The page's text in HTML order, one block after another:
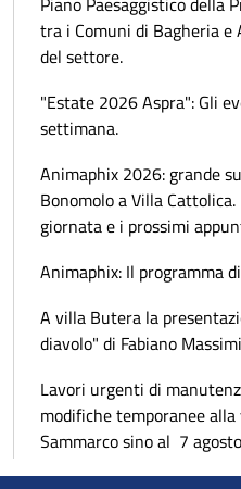
tra i Comuni di Bagheria
del settore.
"Estate 2026 Aspra": Gli
settimana.
Animaphix 2026: grande
Bonomolo a Villa
giornata e i prossimi
Animaphix: Il programma
A villa Butera la
diavolo" di Fabiano
Lavori urgenti di
modifiche temporanee
Sammarco sino al 7 agosto